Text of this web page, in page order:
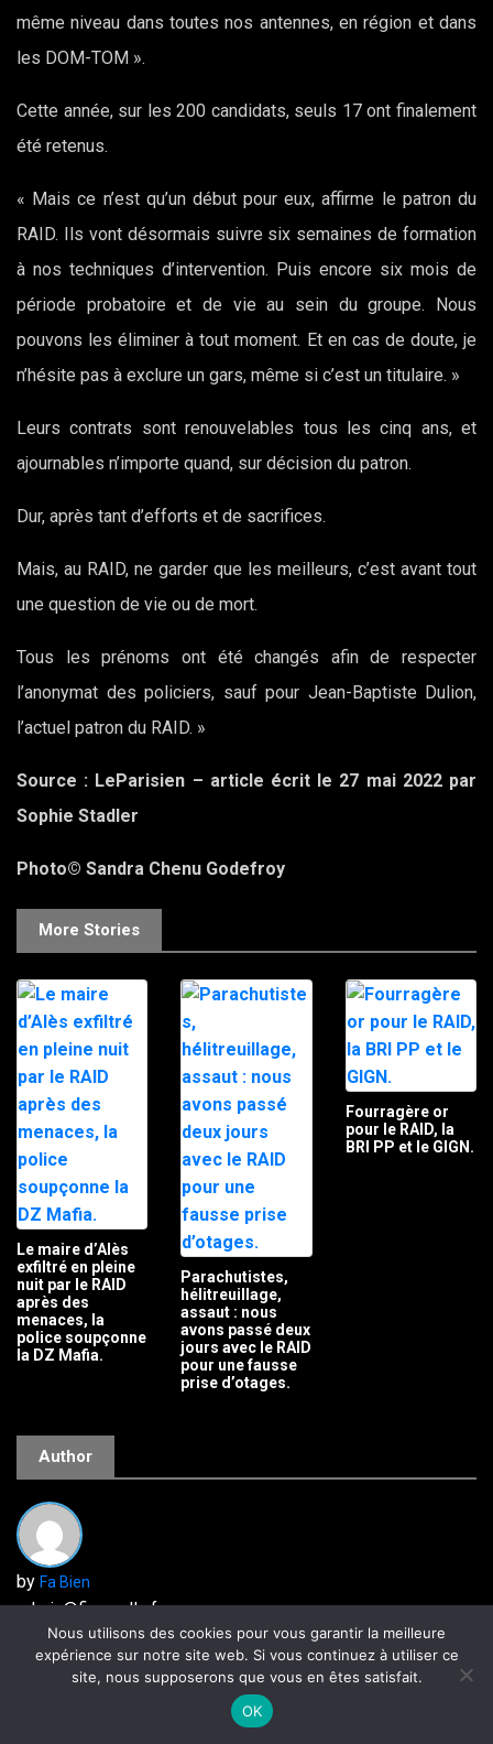
même niveau dans toutes nos antennes, en région et dans
les DOM-TOM ».
Cette année, sur les 200 candidats, seuls 17 ont finalement
été retenus.
« Mais ce n’est qu’un début pour eux, affirme le patron du
RAID. Ils vont désormais suivre six semaines de formation
à nos techniques d’intervention. Puis encore six mois de
période probatoire et de vie au sein du groupe. Nous
pouvons les éliminer à tout moment. Et en cas de doute, je
n’hésite pas à exclure un gars, même si c’est un titulaire. »
Leurs contrats sont renouvelables tous les cinq ans, et
ajournables n’importe quand, sur décision du patron.
Dur, après tant d’efforts et de sacrifices.
Mais, au RAID, ne garder que les meilleurs, c’est avant tout
une question de vie ou de mort.
Tous les prénoms ont été changés afin de respecter
l’anonymat des policiers, sauf pour Jean-Baptiste Dulion,
l’actuel patron du RAID. »
Source : LeParisien – article écrit le 27 mai 2022 par
Sophie Stadler
Photo© Sandra Chenu Godefroy
More Stories
Le maire d’Alès
exfiltré en pleine
nuit par le RAID
après des
menaces, la
police soupçonne
la DZ Mafia.
Parachutistes,
hélitreuillage,
assaut : nous
avons passé deux
jours avec le RAID
pour une fausse
prise d’otages.
Fourragère or
pour le RAID, la
BRI PP et le GIGN.
Author
by Fa Bien
admin@fipn-sdlp.fr
Laisser un commentaire
Votre adresse e-mail ne sera pas publiée.
Nous utilisons des cookies pour vous garantir la meilleure
expérience sur notre site web. Si vous continuez à utiliser ce
site, nous supposerons que vous en êtes satisfait.
OK